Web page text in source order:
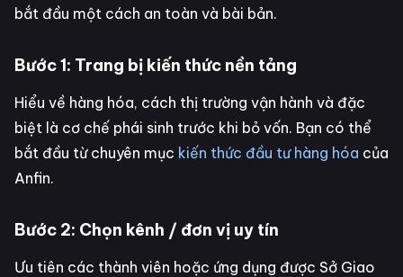
bắt đầu một cách an toàn và bài bản.
Bước 1: Trang bị kiến thức nền tảng
Hiểu về hàng hóa, cách thị trường vận hành và đặc
biệt là cơ chế phái sinh trước khi bỏ vốn. Bạn có thể
bắt đầu từ chuyên mục kiến thức đầu tư hàng hóa của
Anfin.
Bước 2: Chọn kênh / đơn vị uy tín
Ưu tiên các thành viên hoặc ứng dụng được Sở Giao